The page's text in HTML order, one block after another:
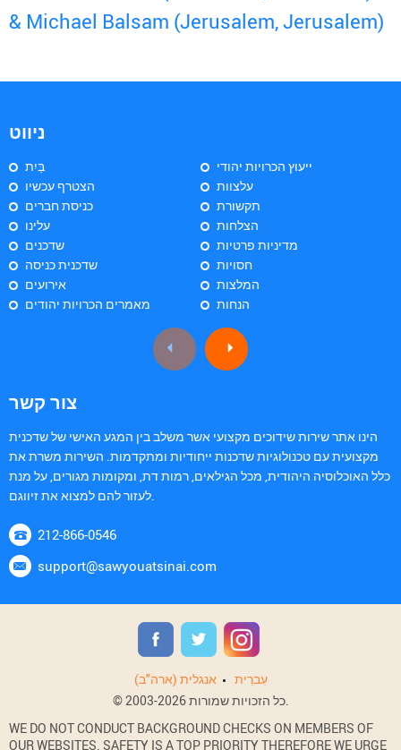
& Michael Balsam (Jerusalem, Jerusalem)
ניווט
בַּיִת
הצטרף עכשיו
כניסת חברים
עלינו
שדכנים
שדכנית כניסה
אירועים
מאמרים הכרויות יהודים
ייעוץ הכרויות יהודי
עלצוות
תקשורת
הצלחות
מדיניות פרטיות
חסויות
המלצות
הנחות
צור קשר
הינו אתר שירות שידוכים מקצועי אשר משלב בין המגע האישי של שדכנית
מקצועית עם טכנולוגיות שדכנות ייחודיות ומתקדמות. השירות משרת את
כלל האוכלוסיה היהודית, מכל הגילאים, רמות דת, ומקומות מגורים, על מנת
לעזור להם למצוא את זיווגם.
212-866-0546
support@sawyouatsinai.com
אנגלית (ארה"ב)
עִברִית
© 2003-2026 כל הזכויות שמורות.
WE DO NOT CONDUCT BACKGROUND CHECKS ON MEMBERS OF
OUR WEBSITES. SAFETY IS A TOP PRIORITY THEREFORE WE URGE